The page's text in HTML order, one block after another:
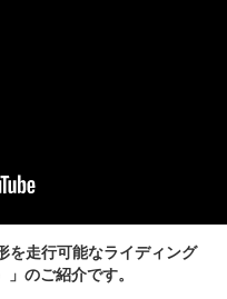
を走行可能なライディング
のご紹介です。